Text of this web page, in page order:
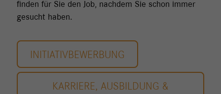
finden für Sie den Job, nachdem Sie schon immer
gesucht haben.
INITIATIVBEWERBUNG
KARRIERE, AUSBILDUNG &